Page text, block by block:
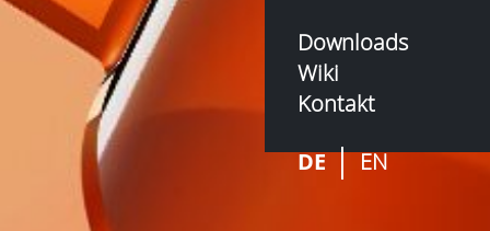
Downloads
Wiki
Kontakt
DE
EN